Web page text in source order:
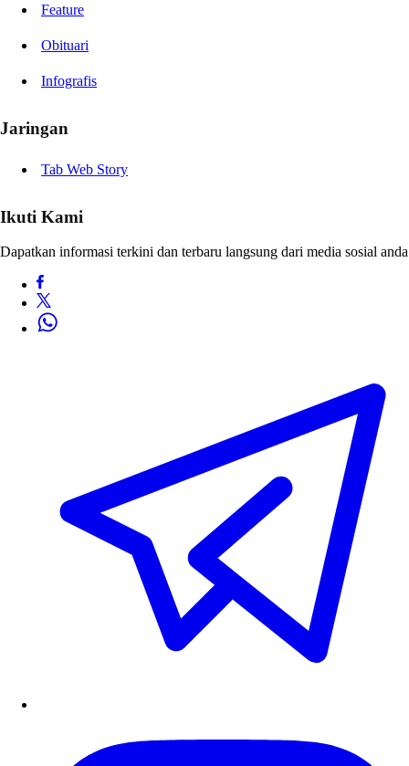
Feature
Obituari
Infografis
Jaringan
Tab Web Story
Ikuti Kami
Dapatkan informasi terkini dan terbaru langsung dari media sosial anda